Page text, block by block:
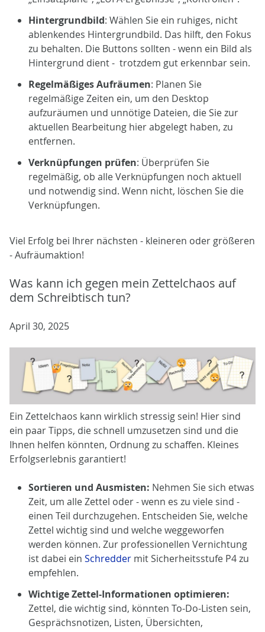
Hintergrundbild: Wählen Sie ein ruhiges, nicht
ablenkendes Hintergrundbild. Das hilft, den Fokus
zu behalten. Die Buttons sollten - wenn ein Bild als
Hintergrund dient - trotzdem gut erkennbar sein.
Regelmäßiges Aufräumen: Planen Sie
regelmäßige Zeiten ein, um den Desktop
aufzuräumen und unnötige Dateien, die Sie zur
aktuellen Bearbeitung hier abgelegt haben, zu
entfernen.
Verknüpfungen prüfen: Überprüfen Sie
regelmäßig, ob alle Verknüpfungen noch aktuell
und notwendig sind. Wenn nicht, löschen Sie die
Verknüpfungen.
Viel Erfolg bei Ihrer nächsten - kleineren oder größeren
- Aufräumaktion!
Was kann ich gegen mein Zettelchaos auf
dem Schreibtisch tun?
April 30, 2025
Ein Zettelchaos kann wirklich stressig sein! Hier sind
ein paar Tipps, die schnell umzusetzen sind und die
Ihnen helfen könnten, Ordnung zu schaffen. Kleines
Erfolgserlebnis garantiert!
Sortieren und Ausmisten: Nehmen Sie sich etwas
Zeit, um alle Zettel oder - wenn es zu viele sind -
einen Teil durchzugehen. Entscheiden Sie, welche
Zettel wichtig sind und welche weggeworfen
werden können. Zur professionellen Vernichtung
ist dabei ein Schredder mit Sicherheitsstufe P4 zu
empfehlen.
Wichtige Zettel-Informationen optimieren:
Zettel, die wichtig sind, könnten To-Do-Listen sein,
Gesprächsnotizen, Listen, Übersichten,